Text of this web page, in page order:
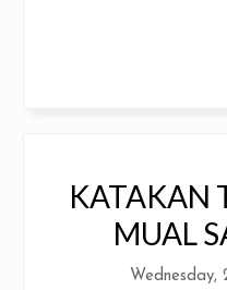
KATAKAN
MUAL
Wednesday,